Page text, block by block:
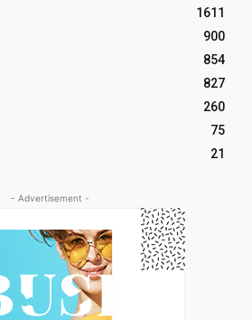
1611
900
854
827
260
75
21
- Advertisement -